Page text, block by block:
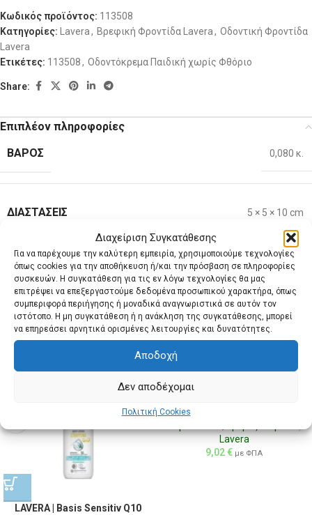
Διαχείριση Συγκατάθεσης
Για να παρέχουμε την καλύτερη εμπειρία, χρησιμοποιούμε τεχνολογίες
όπως cookies για την αποθήκευση ή/και την πρόσβαση σε πληροφορίες
συσκευών. Η συγκατάθεση για τις εν λόγω τεχνολογίες θα μας
επιτρέψει να επεξεργαστούμε δεδομένα προσωπικού χαρακτήρα, όπως
συμπεριφορά περιήγησης ή μοναδικά αναγνωριστικά σε αυτόν τον
ιστότοπο. Η μη συγκατάθεση ή η ανάκληση της συγκατάθεσης, μπορεί
να επηρεάσει αρνητικά ορισμένες λειτουργίες και δυνατότητες.
Αποδοχή
Δεν αποδέχομαι
Πολιτική Cookies
Κωδικός προϊόντος: 113508
Κατηγορίες: Lavera, Βρεφική Φροντίδα Lavera, Οδοντική Φροντίδα
Lavera
Ετικέτες: 113508, Οδοντόκρεμα Παιδική χωρίς Φθόριο
Share:
Επιπλέον πληροφορίες
ΒΆΡΟΣ
0,080 κ.
ΔΙΑΣΤΆΣΕΙΣ 5 × 5 × 10 cm
Αξιολογήσεις (0)
Επιπλέον πληροφορίες
Σχετικά προϊόντα
LAVERA | Basis Sensitiv Q10
LAVERA | Basis Sensitiv Refresh
Κρέμα Σώματος – Ανανέωσης
Lavera
9,02€ με ΦΠΑ